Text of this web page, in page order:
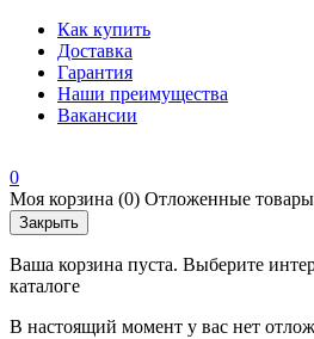
Как купить
Доставка
Гарантия
Наши преимущества
Вакансии
0
Моя корзина (0) Отложенные товары
Закрыть
Ваша корзина пуста. Выберите
каталоге
В настоящий момент у вас нет